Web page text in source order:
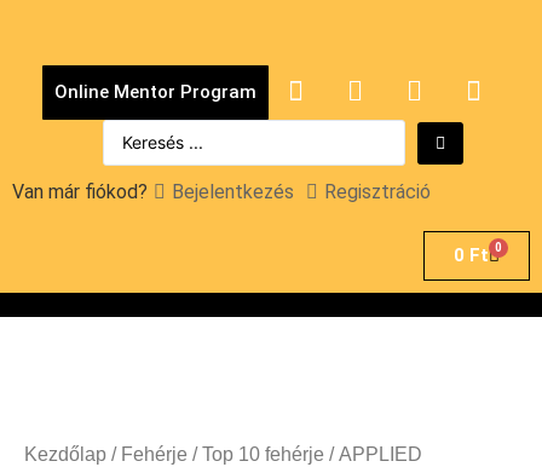
Online Mentor Program
Van már fiókod? Bejelentkezés Regisztráció
0 Ft 0
Kezdőlap / Fehérje /Top 10 fehérje / APPLIED